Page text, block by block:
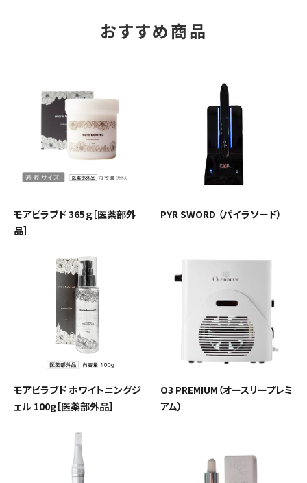
おすすめ商品
モアビラブド 365ｇ［医薬部外
品］
PYR SWORD （パイラソード）
モアビラブド ホワイトニングジ
ェル 100g［医薬部外品］
O3 PREMIUM（オースリープレミ
アム）